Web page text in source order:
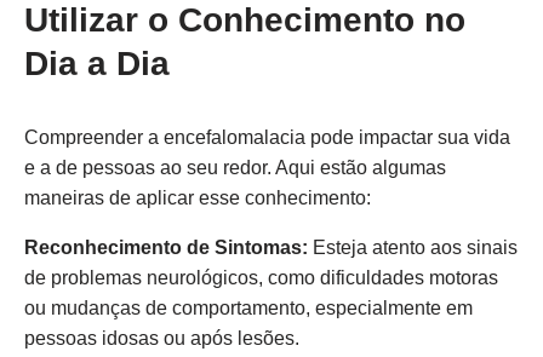
Utilizar o Conhecimento no
Dia a Dia
Compreender a encefalomalacia pode impactar sua vida
e a de pessoas ao seu redor. Aqui estão algumas
maneiras de aplicar esse conhecimento:
Reconhecimento de Sintomas: Esteja atento aos sinais
de problemas neurológicos, como dificuldades motoras
ou mudanças de comportamento, especialmente em
pessoas idosas ou após lesões.